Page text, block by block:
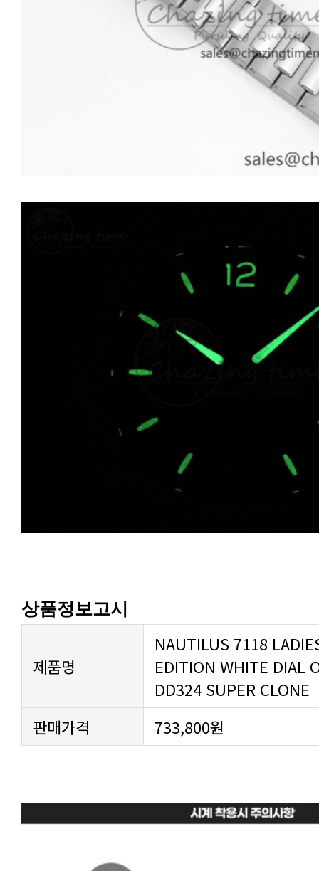
상품정보고시
제품명
DD324 SUPER CLONE
판매가격
733,800원